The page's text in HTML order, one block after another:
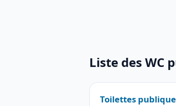
Liste des WC
Toilettes